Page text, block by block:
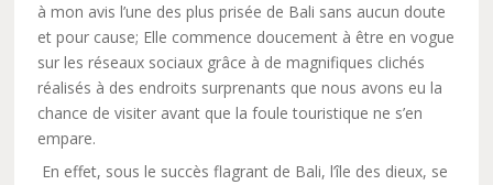
à mon avis l’une des plus prisée de Bali sans aucun doute
et pour cause; Elle commence doucement à être en vogue
sur les réseaux sociaux grâce à de magnifiques clichés
réalisés à des endroits surprenants que nous avons eu la
chance de visiter avant que la foule touristique ne s’en
empare.
En effet, sous le succès flagrant de Bali, l’île des dieux, se